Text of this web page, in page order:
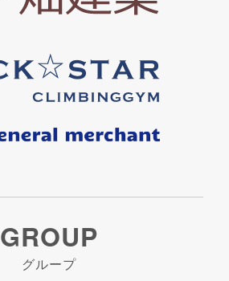
GROUP
グループ